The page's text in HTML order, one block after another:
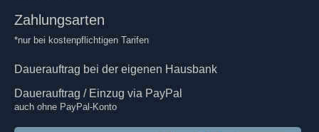
Zahlungsarten
*nur bei kostenpflichtigen Tarifen
Dauerauftrag bei der eigenen Hausbank
Dauerauftrag / Einzug via PayPal
auch ohne PayPal-Konto